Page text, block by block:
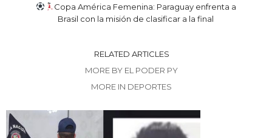
Copa América Femenina: Paraguay enfrenta a
Brasil con la misión de clasificar a la final
RELATED ARTICLES
MORE BY EL PODER PY
MORE IN DEPORTES